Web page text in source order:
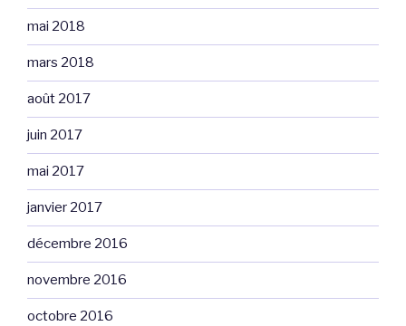
mai 2018
mars 2018
août 2017
juin 2017
mai 2017
janvier 2017
décembre 2016
novembre 2016
octobre 2016